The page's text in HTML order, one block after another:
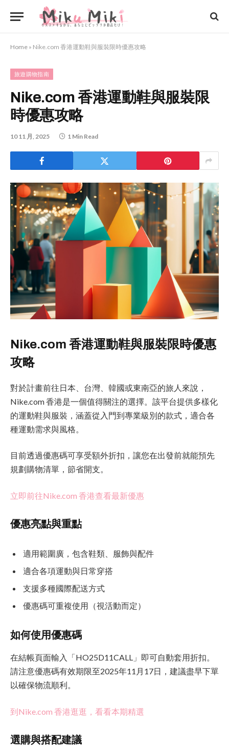
Home » Nike.com 香港運動鞋與服裝限時優惠攻略
旅遊購物指南
Nike.com 香港運動鞋與服裝限
時優惠攻略
10 11 月, 2025 1 Min Read
Nike.com 香港運動鞋與服裝限時優惠
攻略
對於計畫前往日本、台灣、韓國或東南亞的旅人來說，
Nike.com 香港是一個值得關注的選擇。該平台提供多樣化
的運動鞋與服裝，涵蓋從入門到專業級別的款式，適合各
種運動需求與風格。
目前透過優惠碼可享受額外折扣，讓您在出發前就能預先
規劃購物清單，節省開支。
立即前往Nike.com 香港查看最新優惠
優惠亮點與重點
適用範圍廣，包含鞋類、服飾與配件
適合各項運動與日常穿搭
支援多種國際配送方式
優惠碼可重複使用（視活動而定）
如何使用優惠碼
在結帳頁面輸入「HO25D11CALL」即可自動套用折扣。
請注意優惠碼有效期限至2025年11月17日，建議盡早下單
以確保物流順利。
到Nike.com 香港逛逛，看看本期精選
選購與搭配建議